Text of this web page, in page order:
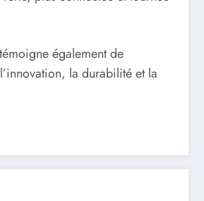
également de
la durabilité et la